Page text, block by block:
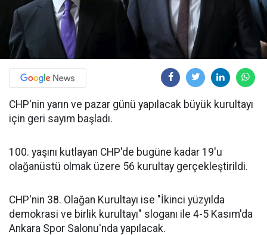
CHP'nin yarın ve pazar günü yapılacak büyük kurultayı
için geri sayım başladı.
100. yaşını kutlayan CHP'de bugüne kadar 19'u
olağanüstü olmak üzere 56 kurultay gerçekleştirildi.
CHP'nin 38. Olağan Kurultayı ise "İkinci yüzyılda
demokrasi ve birlik kurultayı" sloganı ile 4-5 Kasım'da
Ankara Spor Salonu'nda yapılacak.